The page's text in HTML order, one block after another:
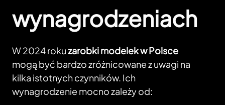
wynagrodzeniach
W 2024 rokuzarobki modelek w Polsce
mogą być bardzo zróżnicowane z uwagi na
kilka istotnych czynników. Ich
wynagrodzenie mocno zależy od: